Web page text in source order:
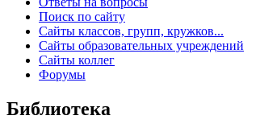
Поиск по сайту
Сайты классов, групп, кружков...
Сайты образовательных учреждений
Сайты коллег
Форумы
Библиотека